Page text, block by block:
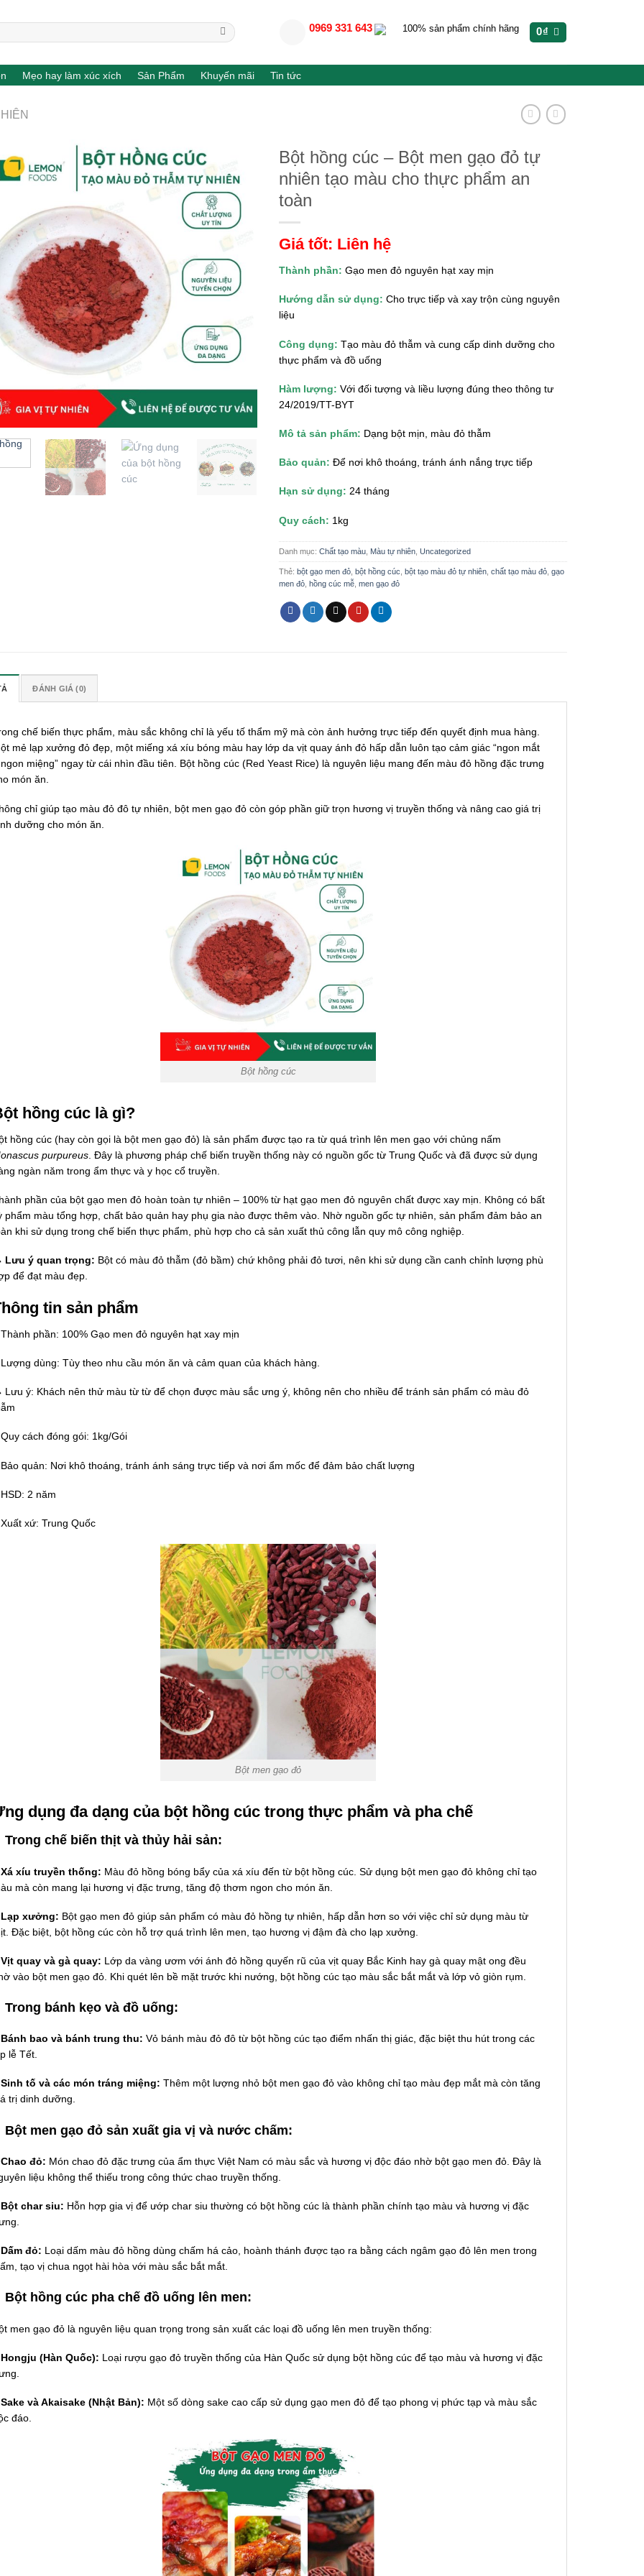
0969 331 643 100% sản phẩm chính hãng 0₫
Mẹo hay làm xúc xích Sản Phẩm Khuyến mãi Tin tức
Bột hồng cúc – Bột men gạo đỏ tự
nhiên tạo màu cho thực phẩm an
toàn
Giá tốt: Liên hệ
Thành phần: Gạo men đỏ nguyên hạt xay mịn
Hướng dẫn sử dụng: Cho trực tiếp và xay trộn cùng nguyên
liệu
Công dụng: Tạo màu đỏ thẫm và cung cấp dinh dưỡng cho
thực phẩm và đồ uống
Hàm lượng: Với đối tượng và liều lượng đúng theo thông tư
24/2019/TT-BYT
Mô tả sản phẩm: Dạng bột mịn, màu đỏ thẫm
Bảo quản: Để nơi khô thoáng, tránh ánh nắng trực tiếp
Hạn sử dụng: 24 tháng
Quy cách: 1kg
Danh mục:Chất tạo màu Màu tự nhiên ,Uncategorized
Thẻ:bột gạo men đỏ ,bột hồng cúc ,bột tạo màu đỏ tự nhiên ,chất tạo màu đỏ ,gạo
men đỏ ,hồng cúc mễ ,men gạo đỏ
ĐÁNH GIÁ (0)
chế biến thực phẩm, màu sắc không chỉ là yếu tố thẩm mỹ mà còn ảnh hưởng trực tiếp đến quyết định mua hàng.
mẻ lạp xưởng đỏ đẹp, một miếng xá xíu bóng màu hay lớp da vịt quay ánh đỏ hấp dẫn luôn tạo cảm giác “ngon mắt
miệng” ngay từ cái nhìn đầu tiên. Bột hồng cúc (Red Yeast Rice) là nguyên liệu mang đến màu đỏ hồng đặc trưng
món ăn.
chỉ giúp tạo màu đỏ đô tự nhiên, bột men gạo đỏ còn góp phần giữ trọn hương vị truyền thống và nâng cao giá trị
dưỡng cho món ăn.
Bột hồng cúc
hồng cúc là gì?
hồng cúc (hay còn gọi là bột men gạo đỏ) là sản phẩm được tạo ra từ quá trình lên men gạo với chủng nấm
purpureus. Đây là phương pháp chế biến truyền thống này có nguồn gốc từ Trung Quốc và đã được sử dụng
ngàn năm trong ẩm thực và y học cổ truyền.
phần của bột gạo men đỏ hoàn toàn tự nhiên – 100% từ hạt gạo men đỏ nguyên chất được xay mịn. Không có bất
phẩm màu tổng hợp, chất bảo quản hay phụ gia nào được thêm vào. Nhờ nguồn gốc tự nhiên, sản phẩm đảm bảo an
khi sử dụng trong chế biến thực phẩm, phù hợp cho cả sản xuất thủ công lẫn quy mô công nghiệp.
Lưu ý quan trọng: Bột có màu đỏ thẫm (đỏ bầm) chứ không phải đỏ tươi, nên khi sử dụng cần canh chỉnh lượng phù
để đạt màu đẹp.
tin sản phẩm
phần: 100% Gạo men đỏ nguyên hạt xay mịn
dùng: Tùy theo nhu cầu món ăn và cảm quan của khách hàng.
Lưu ý: Khách nên thử màu từ từ để chọn được màu sắc ưng ý, không nên cho nhiều để tránh sản phẩm có màu đỏ
cách đóng gói: 1kg/Gói
quản: Nơi khô thoáng, tránh ánh sáng trực tiếp và nơi ẩm mốc để đảm bảo chất lượng
2 năm
xứ: Trung Quốc
Bột men gạo đỏ
dụng đa dạng của bột hồng cúc trong thực phẩm và pha chế
Trong chế biến thịt và thủy hải sản:
xíu truyền thống: Màu đỏ hồng bóng bẩy của xá xíu đến từ bột hồng cúc. Sử dụng bột men gạo đỏ không chỉ tạo
mà còn mang lại hương vị đặc trưng, tăng độ thơm ngon cho món ăn.
xưởng: Bột gạo men đỏ giúp sản phẩm có màu đỏ hồng tự nhiên, hấp dẫn hơn so với việc chỉ sử dụng màu từ
Đặc biệt, bột hồng cúc còn hỗ trợ quá trình lên men, tạo hương vị đậm đà cho lạp xưởng.
quay và gà quay: Lớp da vàng ươm với ánh đỏ hồng quyến rũ của vịt quay Bắc Kinh hay gà quay mật ong đều
vào bột men gạo đỏ. Khi quét lên bề mặt trước khi nướng, bột hồng cúc tạo màu sắc bắt mắt và lớp vỏ giòn rụm.
Trong bánh kẹo và đồ uống:
bao và bánh trung thu: Vỏ bánh màu đỏ đô từ bột hồng cúc tạo điểm nhấn thị giác, đặc biệt thu hút trong các
lễ Tết.
tố và các món tráng miệng: Thêm một lượng nhỏ bột men gạo đỏ vào không chỉ tạo màu đẹp mắt mà còn tăng
trị dinh dưỡng.
Bột men gạo đỏ sản xuất gia vị và nước chấm:
đỏ: Món chao đỏ đặc trưng của ẩm thực Việt Nam có màu sắc và hương vị độc đáo nhờ bột gạo men đỏ. Đây là
liệu không thể thiếu trong công thức chao truyền thống.
char siu: Hỗn hợp gia vị để ướp char siu thường có bột hồng cúc là thành phần chính tạo màu và hương vị đặc
đỏ: Loại dấm màu đỏ hồng dùng chấm há cảo, hoành thánh được tạo ra bằng cách ngâm gạo đỏ lên men trong
tạo vị chua ngọt hài hòa với màu sắc bắt mắt.
Bột hồng cúc pha chế đồ uống lên men:
men gạo đỏ là nguyên liệu quan trọng trong sản xuất các loại đồ uống lên men truyền thống:
(Hàn Quốc): Loại rượu gạo đỏ truyền thống của Hàn Quốc sử dụng bột hồng cúc để tạo màu và hương vị đặc
và Akaisake (Nhật Bản): Một số dòng sake cao cấp sử dụng gạo men đỏ để tạo phong vị phức tạp và màu sắc
đáo.